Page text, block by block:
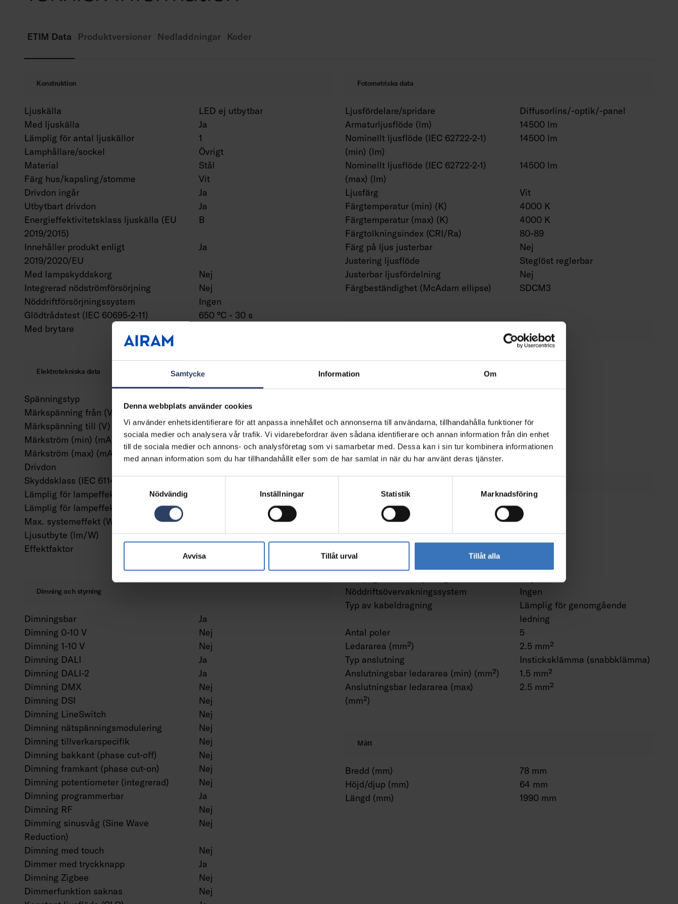
Samtycke Information Om
Denna webbplats använder cookies
Vi använder enhetsidentifierare för att anpassa innehållet och annonserna till användarna, tillhandahålla funktioner för
sociala medier och analysera vår trafik. Vi vidarebefordrar även sådana identifierare och annan information från din enhet
till de sociala medier och annons- och analysföretag som vi samarbetar med. Dessa kan i sin tur kombinera informationen
med annan information som du har tillhandahållit eller som de har samlat in när du har använt deras tjänster.
Samtyckesval
Nödvändig
Inställningar Statistik Marknadsföring
Avvisa Tillåt urval Tillåt alla
För produkten 4338618 i produktserien finns ett EPD-dokument
Ljusflödespaket är tillgängliga på projektspecifik basis. Olika längder
kan anpassas efter dina behov. Armaturen finns med olika
linsalternativ. RAL Classic-färger för höljet finns att beställa.
Färgtemperatur 3000 K och CRI > 90 / Ra > 90 och projektspecifika
anslutningsledningar finns också.
Obs! Marketans installationsmaterial måste väljas från en separat
lista enligt installationsmetoden. Versioner med rampfästen
inkluderar det valda paret av rampfästen.
ETIM Data Produktversioner Nedladdningar Koder
Konstruktion
Ljuskälla
LED ej utbytbar
Med ljuskälla
Ja
Lämplig för antal ljuskällor
1
Lamphållare/sockel
Övrigt
Material
Stål
Färg hus/kapsling/stomme
Vit
Drivdon ingår
Ja
Utbytbart drivdon
Ja
Energieffektivitetsklass ljuskälla (EU
2019/2015)
B
Innehåller produkt enligt
2019/2020/EU
Ja
Med lampskyddskorg
Nej
Integrerad nödströmförsörjning
Nej
Nöddriftförsörjningssystem
Ingen
Glödtrådstest (IEC 60695-2-11)
650 °C - 30 s
Med brytare
Elektrotekniska data
Spänningstyp
Märkspänning från (V)
220 V
Märkspänning till (V)
240 V
Märkström (min) (mA)
300 mA
Märkström (max) (mA)
300 mA
Drivdon
Skyddsklass (IEC 61140)
Lämplig för lampeffekt (min) (W)
Lämplig för lampeffekt (max) (W)
Max. systemeffekt (W)
Ljusutbyte (lm/W)
171 lm/W
Effektfaktor
Dimning och styrning
Dimningsbar
Ja
Dimning 0-10 V
Nej
Dimning 1-10 V
Nej
Dimning DALI
Ja
Dimning DALI-2
Ja
Dimning DMX
Nej
Dimning DSI
Nej
Dimning LineSwitch
Nej
Dimning nätspänningsmodulering
Nej
Dimning tillverkarspecifik
Nej
Dimning bakkant (phase cut-off)
Nej
Dimning framkant (phase cut-on)
Nej
Dimning potentiometer (integrerad)
Nej
Dimning programmerbar
Ja
Dimning RF
Nej
Dimming sinusvåg (Sine Wave
Reduction)
Nej
Dimning med touch
Nej
Dimmer med tryckknapp
Ja
Dimning Zigbee
Nej
Dimmerfunktion saknas
Nej
Fotometriska data
Ljusfördelare/spridare
Diffusorlins/-optik/-panel
Armaturljusflöde (lm)
14500 lm
Nominellt ljusflöde (IEC 62722-2-1)
(min) (lm)
14500 lm
Nominellt ljusflöde (IEC 62722-2-1)
(max) (lm)
14500 lm
Ljusfärg
Vit
Färgtemperatur (min) (K)
4000 K
Färgtemperatur (max) (K)
4000 K
Färgtolkningsindex (CRI/Ra)
80-89
Färg på ljus justerbar
Nej
Justering ljusflöde
Steglöst reglerbar
Justerbar ljusfördelning
Nej
Färgbeständighet (McAdam ellipse)
SDCM3
Nominell livslängd L70/B50 vid 25 °C
(h)
100000 h
Bortfall vid genomsnittlig livslängd
50 000 tim (25 °C omgivning) (%)
5 %
Kapslingsklass (IP)
IP20
Slagtålighet (IK)
IK02
Armatur med begränsad yttemperatur
"D" (EN 60598-2-24)
Ja
Nöddriftsövervakningssystem
Ingen
Typ av kabeldragning
Lämplig för genomgående
ledning
Antal poler
5
Ledararea (mm²)
2.5 mm²
Typ anslutning
Insticksklämma (snabbklämma)
Anslutningsbar ledararea (min) (mm²)
1.5 mm²
Anslutningsbar ledararea (max)
(mm²)
2.5 mm²
Mått
Bredd (mm)
78 mm
Höjd/djup (mm)
64 mm
Längd (mm)
1990 mm